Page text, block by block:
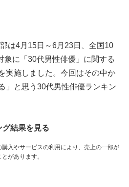
は4月15日～6月23日、全国10
象に「30代男性俳優」に関する
実施しました。今回はその中か
」と思う30代男性俳優ランキン
グ結果を見る
入やサービスの利用により、売上の一部が
があります。